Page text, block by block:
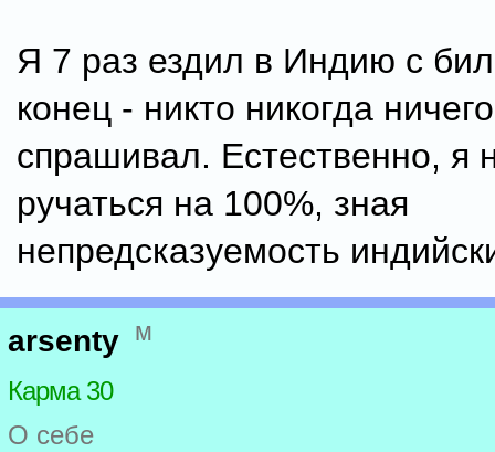
Я 7 раз ездил в Индию с
конец - никто никогда
спрашивал. Естественно, я
ручаться на 100%, зная
непредсказуемость
arsenty м
Карма 30
О себе